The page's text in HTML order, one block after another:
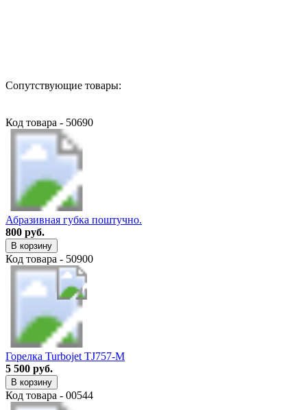
Сопутствующие товары:
Код товара - 50690
Абразивная губка поштучно.
800 руб.
В корзину
Код товара - 50900
Горелка Turbojet TJ757-M
5 500 руб.
В корзину
Код товара - 00544